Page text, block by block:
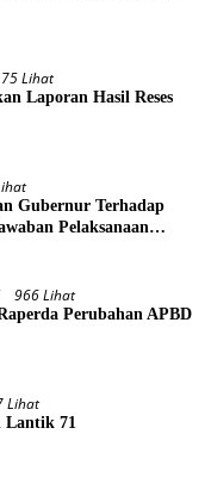
Lihat
Laporan Hasil Reses
Gubernur Terhadap
Pelaksanaan
966 Lihat
Perubahan APBD
Lihat
Lantik 71